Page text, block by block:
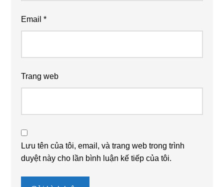
Email*
Trang web
Lưu tên của tôi, email, và trang web trong trình
duyệt này cho lần bình luận kế tiếp của tôi.